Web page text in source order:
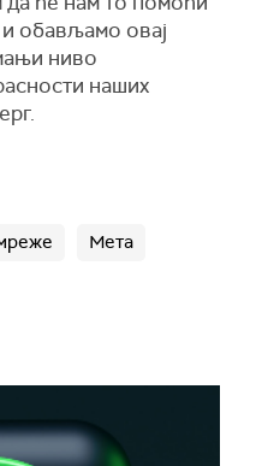
обављамо овај
ниво
наших
Мета